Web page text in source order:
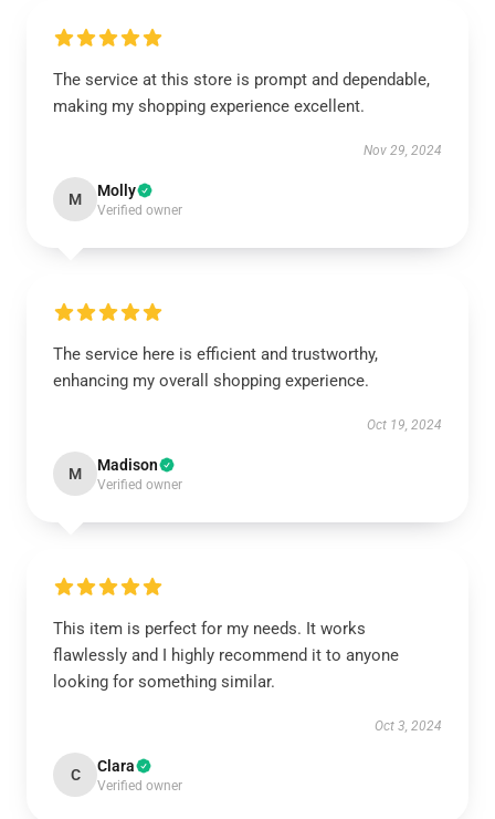
The service at this store is prompt and dependable,
making my shopping experience excellent.
Nov 29, 2024
M Molly
Verified owner
The service here is efficient and trustworthy,
enhancing my overall shopping experience.
Oct 19, 2024
M Madison
Verified owner
This item is perfect for my needs. It works
flawlessly and I highly recommend it to anyone
looking for something similar.
Oct 3, 2024
C Clara
Verified owner